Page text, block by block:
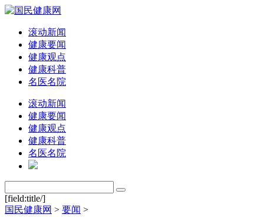
滚动新闻
健康要闻
健康观点
健康科普
名医名院
滚动新闻
健康要闻
健康观点
健康科普
名医名院
[field:title/]
国民健康网 > 要闻 >